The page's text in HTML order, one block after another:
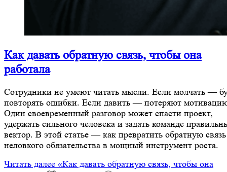
Как давать обратную связь, чтобы она
работала
Сотрудники не умеют читать мысли. Если молчать —
повторять ошибки. Если давить — потеряют
Один своевременный разговор может спасти проект,
удержать сильного человека и задать команде
вектор. В этой статье — как превратить обратную
неловкого обязательства в мощный инструмент роста.
Читать далее «Как давать обратную связь, чтобы она